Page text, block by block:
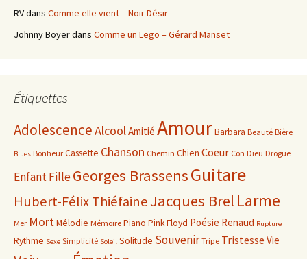
RVdans Comme elle vient – Noir Désir
Johnny Boyerdans Comme un Lego – Gérard Manset
Étiquettes
AdolescenceAlcoolAmitié AmourBarbara Beauté Bière
Blues Bonheur Cassette Chanson Chemin Chien Coeur Con Dieu Drogue
EnfantFilleGeorges BrassensGuitare
Hubert-Félix ThiéfaineJacques Brel Larme
Mer MortMélodie Mémoire Piano Pink Floyd Poésie Renaud Rupture
Rythme Sexe Simplicité Soleil Solitude Souvenir Tripe Tristesse Vie